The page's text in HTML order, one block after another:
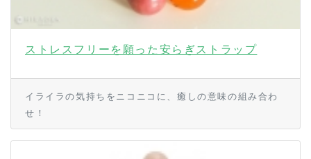
ストレスフリーを願った安らぎストラップ
イライラの気持ちをニコニコに、癒しの意味の組み合わ
せ！